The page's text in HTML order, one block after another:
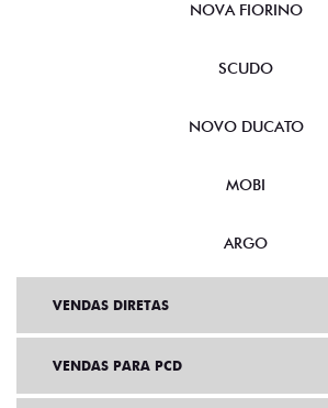
NOVA FIORINO
SCUDO
NOVO DUCATO
MOBI
ARGO
VENDAS DIRETAS
VENDAS PARA PCD